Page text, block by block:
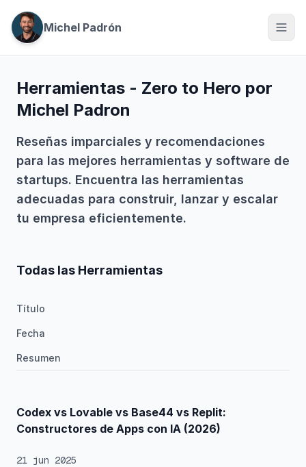
Michel Padrón
Herramientas - Zero to Hero por
Michel Padron
Reseñas imparciales y recomendaciones
para las mejores herramientas y software de
startups. Encuentra las herramientas
adecuadas para construir, lanzar y escalar
tu empresa eficientemente.
Todas las Herramientas
Título
Fecha
Resumen
Codex vs Lovable vs Base44 vs Replit:
Constructores de Apps con IA (2026)
21 jun 2025